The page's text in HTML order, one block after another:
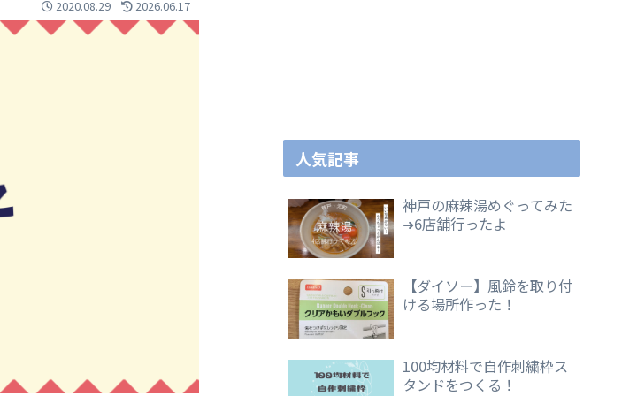
2020.08.29 2026.06.17
人気記事
神戸の麻辣湯めぐってみた
➜6店舗行ったよ
【ダイソー】風鈴を取り付
ける場所作った！
100均材料で自作刺繍枠ス
タンドをつくる！